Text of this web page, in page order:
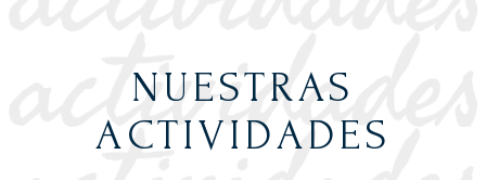
NUESTRAS
ACTIVIDADES